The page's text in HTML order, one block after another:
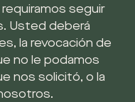
seguir
Usted deberá
la revocación de
no le podamos
nos solicitó, o la